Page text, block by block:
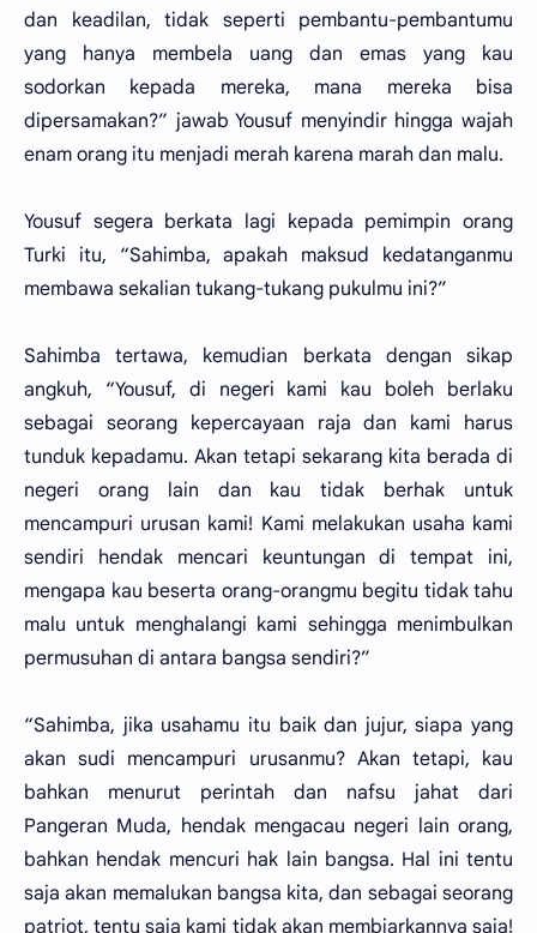
dan keadilan, tidak seperti pembantu-pembantumu
yang hanya membela uang dan emas yang kau
sodorkan kepada mereka, mana mereka bisa
dipersamakan?” jawab Yousuf menyindir hingga wajah
enam orang itu menjadi merah karena marah dan malu.
Yousuf segera berkata lagi kepada pemimpin orang
Turki itu, “Sahimba, apakah maksud kedatanganmu
membawa sekalian tukang-tukang pukulmu ini?”
Sahimba tertawa, kemudian berkata dengan sikap
angkuh, “Yousuf, di negeri kami kau boleh berlaku
sebagai seorang kepercayaan raja dan kami harus
tunduk kepadamu. Akan tetapi sekarang kita berada di
negeri orang lain dan kau tidak berhak untuk
mencampuri urusan kami! Kami melakukan usaha kami
sendiri hendak mencari keuntungan di tempat ini,
mengapa kau beserta orang-orangmu begitu tidak tahu
malu untuk menghalangi kami sehingga menimbulkan
permusuhan di antara bangsa sendiri?”
“Sahimba, jika usahamu itu baik dan jujur, siapa yang
akan sudi mencampuri urusanmu? Akan tetapi, kau
bahkan menurut perintah dan nafsu jahat dari
Pangeran Muda, hendak mengacau negeri lain orang,
bahkan hendak mencuri hak lain bangsa. Hal ini tentu
saja akan memalukan bangsa kita, dan sebagai seorang
patriot, tentu saja kami tidak akan membiarkannya saja!